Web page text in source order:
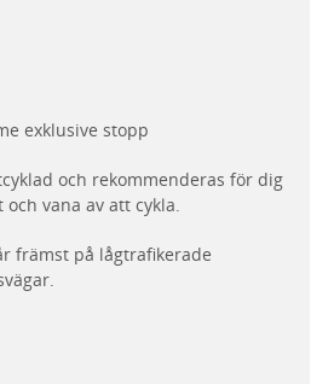
exklusive stopp
och rekommenderas för dig
vana av att cykla.
främst på lågtrafikerade